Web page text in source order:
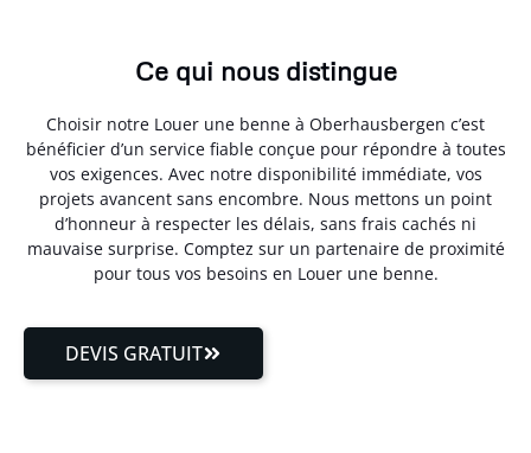
Ce qui nous distingue
Choisir notre Louer une benne à Oberhausbergen c’est
bénéficier d’un service fiable conçue pour répondre à toutes
vos exigences. Avec notre disponibilité immédiate, vos
projets avancent sans encombre. Nous mettons un point
d’honneur à respecter les délais, sans frais cachés ni
mauvaise surprise. Comptez sur un partenaire de proximité
pour tous vos besoins en Louer une benne.
DEVIS GRATUIT